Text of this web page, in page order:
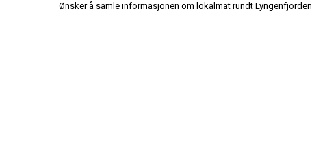
Ønsker å samle informasjonen om lokalmat rundt Lyngenfjorden